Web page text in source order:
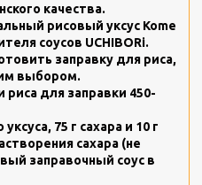
качества.
рисовый уксус Kome
соусов UCHIBORi.
заправку для риса,
выбором.
риса для заправки 450-
75 г сахара и 10 г
сахара (не
заправочный соус в